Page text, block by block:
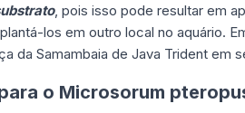
, pois isso pode resultar em
los em outro local no aquário.
da Samambaia de Java Trident em
o Microsorum